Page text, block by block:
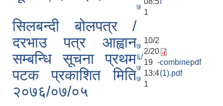
७
1
सिलबन्दी बोलपत्र /
दरभाउ पत्र आह्वान
सम्बन्धि सूचना प्रथम
पटक प्रकाशित मिति
२०७६/०७/०५
७
६/
७
७
10/2
2/20
19 -
13:4
1
combinepdf
(1).pdf